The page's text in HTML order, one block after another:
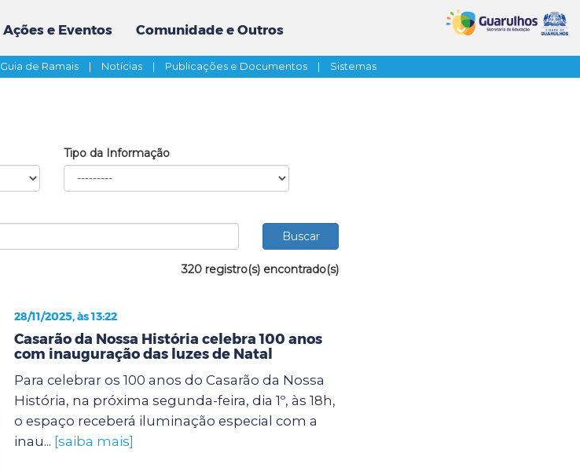
Ações e Eventos Comunidade e Outros
Guia de Ramais | Notícias | Publicações e Documentos | Sistemas
Tipo da Informação
320 registro(s) encontrado(s)
28/11/2025, às 13:22
Casarão da Nossa História celebra 100 anos
com inauguração das luzes de Natal
Para celebrar os 100 anos do Casarão da Nossa
História, na próxima segunda-feira, dia 1º, às 18h,
o espaço receberá iluminação especial com a
inau... [saiba mais]